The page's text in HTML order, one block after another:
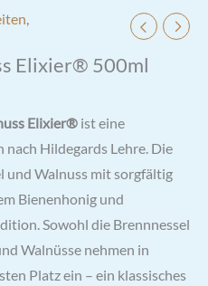
,
Elixier® 500ml
Elixier® ist eine
Hildegards Lehre. Die
und Walnuss mit sorgfältig
Bienenhonig und
Sowohl die Brennnessel
Walnüsse nehmen in
Platz ein – ein klassisches